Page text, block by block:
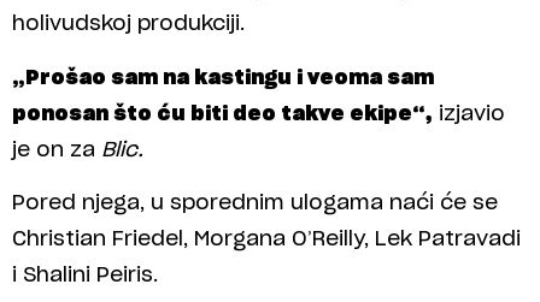
holivudskoj produkciji.
„Prošao sam na kastingu i veoma sam
ponosan što ću biti deo takve ekipe“, izjavio
je on za Blic.
Pored njega, u sporednim ulogama naći će se
Christian Friedel, Morgana O’Reilly, Lek Patravadi
i Shalini Peiris.